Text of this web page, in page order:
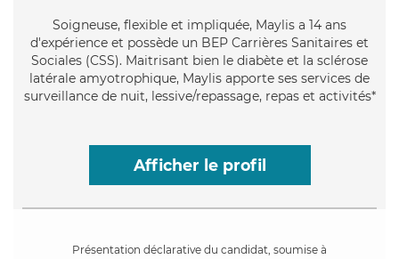
Soigneuse, flexible et impliquée, Maylis a 14 ans
d'expérience et possède un BEP Carrières Sanitaires et
Sociales (CSS). Maitrisant bien le diabète et la sclérose
latérale amyotrophique, Maylis apporte ses services de
surveillance de nuit, lessive/repassage, repas et activités*
Afficher le profil
Présentation déclarative du candidat, soumise à